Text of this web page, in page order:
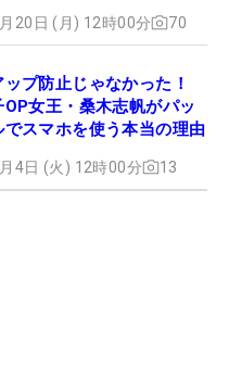
20日 (月) 12時00分 70
プ防止じゃなかった！
女王・桑木志帆がパッ
でスマホを使う本当の理由
4日 (火) 12時00分 13